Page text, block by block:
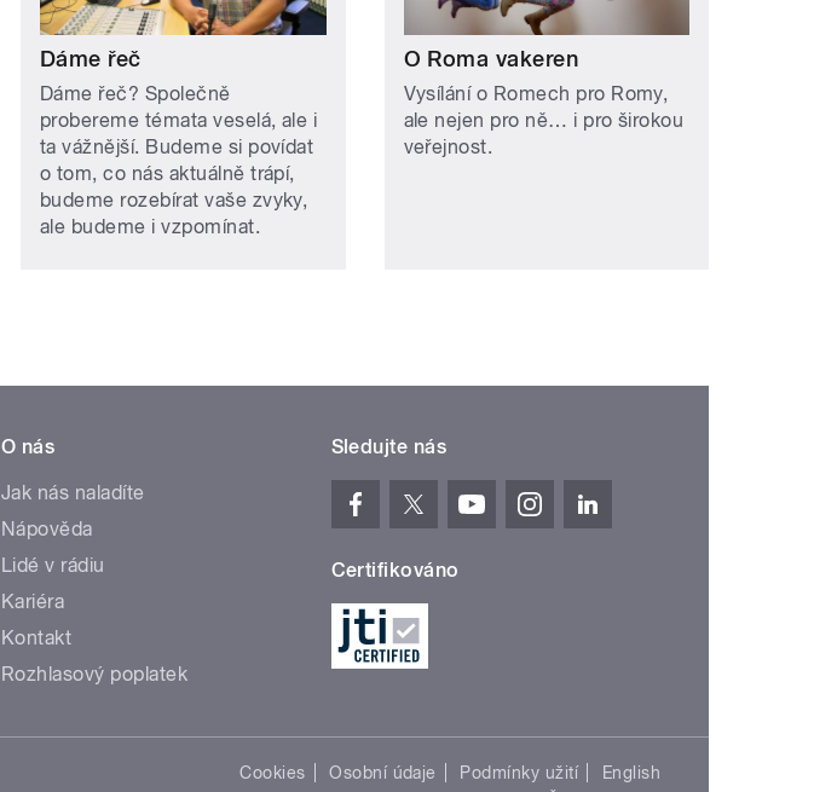
Dáme řeč
Dáme řeč? Společně
probereme témata veselá, ale i
ta vážnější. Budeme si povídat
o tom, co nás aktuálně trápí,
budeme rozebírat vaše zvyky,
ale budeme i vzpomínat.
O Roma vakeren
Vysílání o Romech pro Romy,
ale nejen pro ně… i pro širokou
veřejnost.
O nás
Jak nás naladíte
Nápověda
Lidé v rádiu
Kariéra
Kontakt
Rozhlasový poplatek
Sledujte nás
Certifikováno
Cookies Osobní údaje Podmínky užití
English